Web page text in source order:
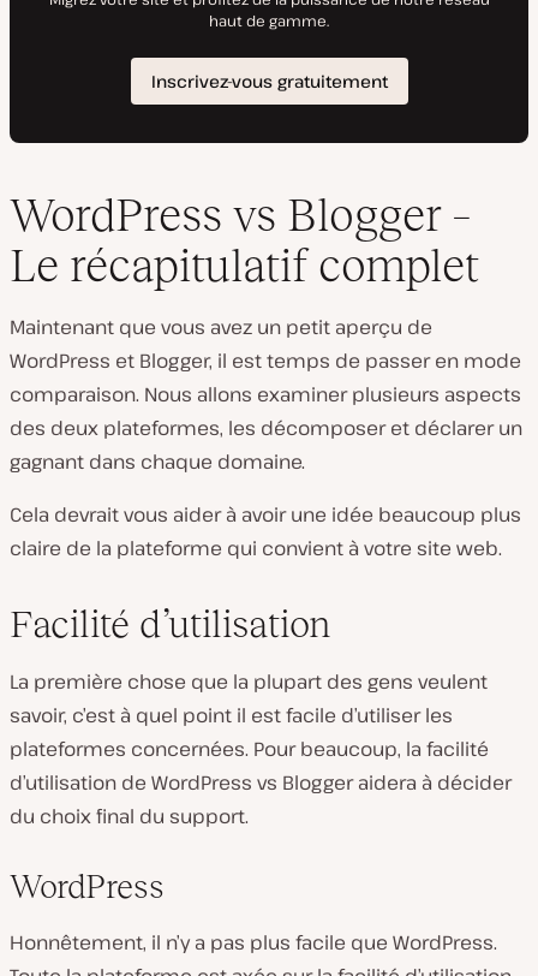
WordPress vs Blogger –
Le récapitulatif complet
Maintenant que vous avez un petit aperçu de
WordPress et Blogger, il est temps de passer en mode
comparaison. Nous allons examiner plusieurs aspects
des deux plateformes, les décomposer et déclarer un
gagnant dans chaque domaine.
Cela devrait vous aider à avoir une idée beaucoup plus
claire de la plateforme qui convient à votre site web.
Facilité d’utilisation
La première chose que la plupart des gens veulent
savoir, c’est à quel point il est facile d’utiliser les
plateformes concernées. Pour beaucoup, la facilité
d’utilisation de WordPress vs Blogger aidera à décider
du choix final du support.
WordPress
Honnêtement, il n’y a pas plus facile que WordPress.